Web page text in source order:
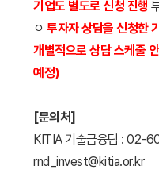
기업도 별도로 신청 진행
ㅇ 투자자 상담을 신청한
개별적으로 상담 스케줄
예정)
[문의처]
KITIA 기술금융팀 : 02-
rnd_invest@kitia.or.kr